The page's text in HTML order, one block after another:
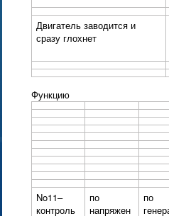
Двигатель заводится и
сразу глохнет
Функцию
No11–
контроль
по
напряжен
по